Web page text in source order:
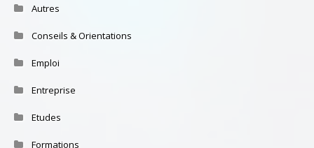
Autres
Conseils & Orientations
Emploi
Entreprise
Etudes
Formations